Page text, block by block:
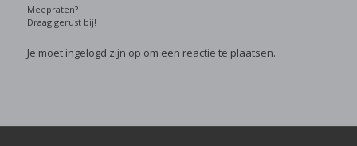
Meepraten?
Draag gerust bij!
Je moet ingelogd zijn op om een reactie te plaatsen.